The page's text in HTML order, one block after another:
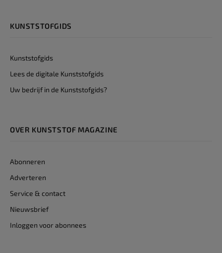
KUNSTSTOFGIDS
Kunststofgids
Lees de digitale Kunststofgids
Uw bedrijf in de Kunststofgids?
OVER KUNSTSTOF MAGAZINE
Abonneren
Adverteren
Service & contact
Nieuwsbrief
Inloggen voor abonnees